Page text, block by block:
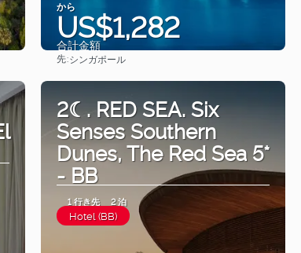
から
US$1,282
合計金額
先:シンガポール
2☾. RED SEA. Six
Senses Southern
Dunes, The Red Sea 5*
- BB
1 行き先 2 泊
Hotel (BB)